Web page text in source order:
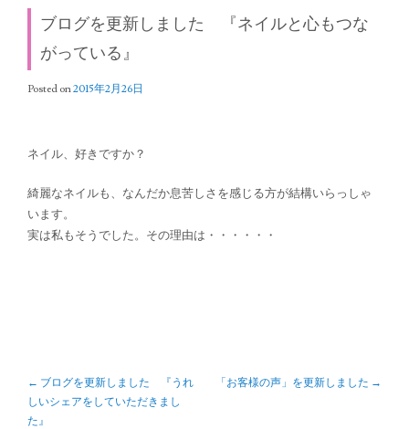
ブログを更新しました 『ネイルと心もつな
がっている』
Posted on2015年2月26日
ネイル、好きですか？
綺麗なネイルも、なんだか息苦しさを感じる方が結構いらっしゃ
います。
実は私もそうでした。その理由は・・・・・・
P
o
← ブログを更新しました 『うれ
しいシェアをしていただきまし
た』
「お客様の声」を更新しました →